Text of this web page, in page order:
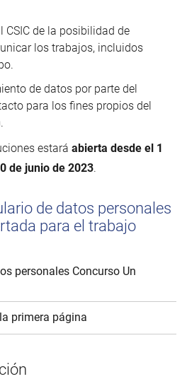
CSIC de la posibilidad de
los trabajos, incluidos
de datos por parte del
para los fines propios del
estará abierta desde el 1
de junio de 2023.
de datos personales
para el trabajo
personales Concurso Un
primera página